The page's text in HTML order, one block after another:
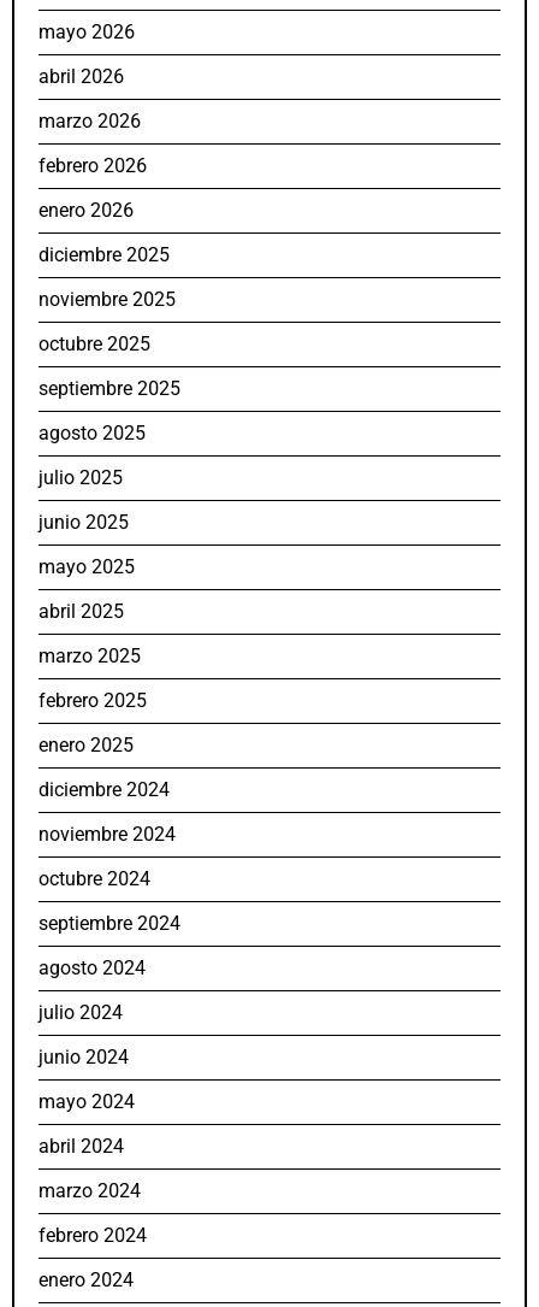
mayo 2026
abril 2026
marzo 2026
febrero 2026
enero 2026
diciembre 2025
noviembre 2025
octubre 2025
septiembre 2025
agosto 2025
julio 2025
junio 2025
mayo 2025
abril 2025
marzo 2025
febrero 2025
enero 2025
diciembre 2024
noviembre 2024
octubre 2024
septiembre 2024
agosto 2024
julio 2024
junio 2024
mayo 2024
abril 2024
marzo 2024
febrero 2024
enero 2024